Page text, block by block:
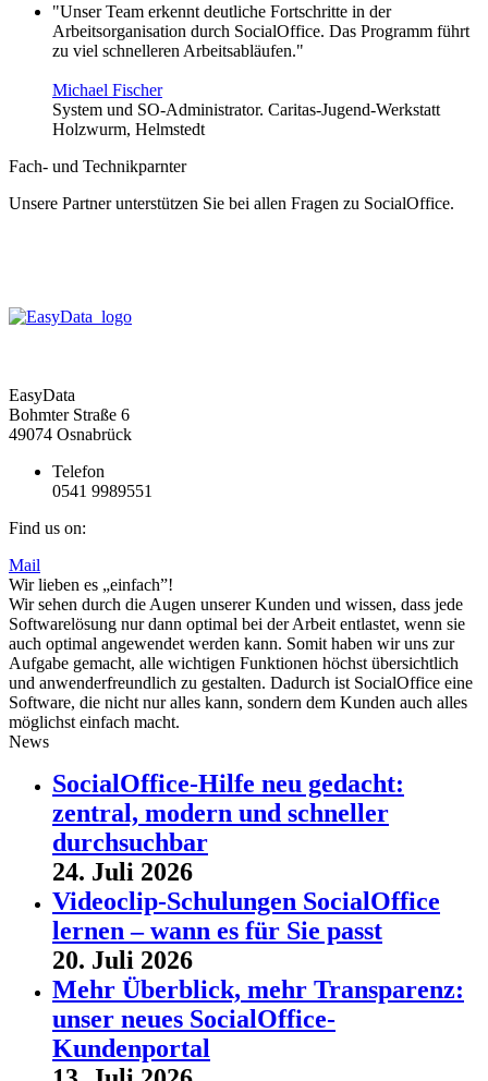
"Unser Team erkennt deutliche Fortschritte in der
Arbeitsorganisation durch SocialOffice. Das Programm führt
zu viel schnelleren Arbeitsabläufen."
Michael Fischer
System und SO-Administrator. Caritas-Jugend-Werkstatt
Holzwurm, Helmstedt
Fach- und Technikparnter
Unsere Partner unterstützen Sie bei allen Fragen zu SocialOffice.
EasyData
Bohmter Straße 6
49074 Osnabrück
Telefon
0541 9989551
Find us on:
Mail
Wir lieben es „einfach”!
Wir sehen durch die Augen unserer Kunden und wissen, dass jede
Softwarelösung nur dann optimal bei der Arbeit entlastet, wenn sie
auch optimal angewendet werden kann. Somit haben wir uns zur
Aufgabe gemacht, alle wichtigen Funktionen höchst übersichtlich
und anwenderfreundlich zu gestalten. Dadurch ist SocialOffice eine
Software, die nicht nur alles kann, sondern dem Kunden auch alles
möglichst einfach macht.
News
SocialOffice-Hilfe neu gedacht:
zentral, modern und schneller
durchsuchbar
24. Juli 2026
Videoclip-Schulungen SocialOffice
lernen – wann es für Sie passt
20. Juli 2026
Mehr Überblick, mehr Transparenz:
unser neues SocialOffice-
Kundenportal